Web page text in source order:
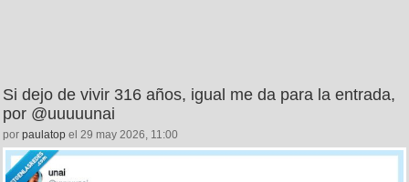
Si dejo de vivir 316 años, igual me da para la entrada,
por @uuuuunai
por paulatop el 29 may 2026, 11:00